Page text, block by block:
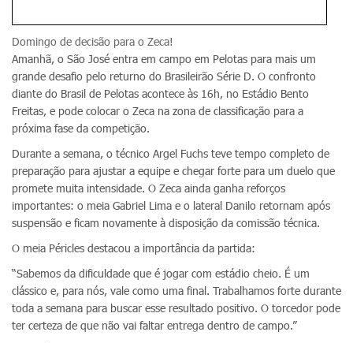
Domingo de decisão para o Zeca!
Amanhã, o São José entra em campo em Pelotas para mais um
grande desafio pelo returno do Brasileirão Série D. O confronto
diante do Brasil de Pelotas acontece às 16h, no Estádio Bento
Freitas, e pode colocar o Zeca na zona de classificação para a
próxima fase da competição.
Durante a semana, o técnico Argel Fuchs teve tempo completo de
preparação para ajustar a equipe e chegar forte para um duelo que
promete muita intensidade. O Zeca ainda ganha reforços
importantes: o meia Gabriel Lima e o lateral Danilo retornam após
suspensão e ficam novamente à disposição da comissão técnica.
O meia Péricles destacou a importância da partida:
“Sabemos da dificuldade que é jogar com estádio cheio. É um
clássico e, para nós, vale como uma final. Trabalhamos forte durante
toda a semana para buscar esse resultado positivo. O torcedor pode
ter certeza de que não vai faltar entrega dentro de campo.”